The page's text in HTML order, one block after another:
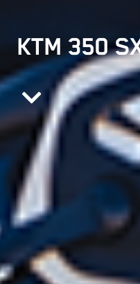
KTM 350